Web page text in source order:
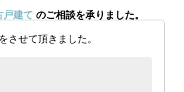
戸建て のご相談を承りました。
させて頂きました。